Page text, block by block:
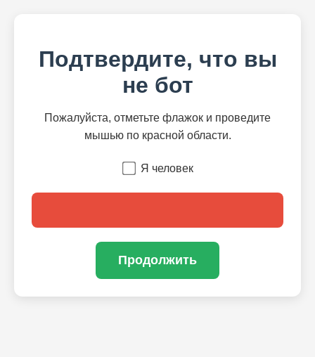
Подтвердите, что вы
не бот
Пожалуйста, отметьте флажок и проведите
мышью по красной области.
Я человек
Продолжить